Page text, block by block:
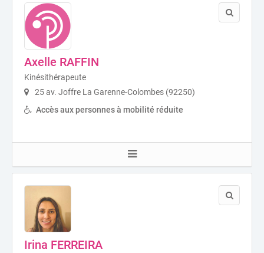
Axelle RAFFIN
Kinésithérapeute
25 av. Joffre La Garenne-Colombes (92250)
Accès aux personnes à mobilité réduite
Irina FERREIRA